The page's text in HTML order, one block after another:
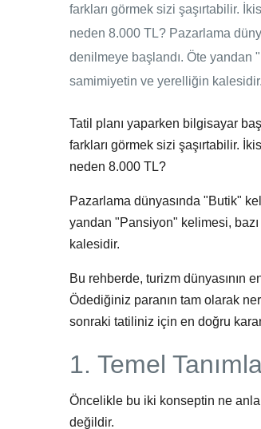
farkları görmek sizi şaşırtabilir.
neden 8.000 TL? Pazarlama
denilmeye başlandı. Öte yandan
samimiyetin ve yerelliğin kalesidir.
Tatil planı yaparken bilgisayar
farkları görmek sizi şaşırtabilir.
neden 8.000 TL?
Pazarlama dünyasında "Butik"
yandan "Pansiyon" kelimesi,
kalesidir.
Bu rehberde, turizm dünyasının
Ödediğiniz paranın tam olarak
sonraki tatiliniz için en doğru
1. Temel
Öncelikle bu iki konseptin ne
değildir.